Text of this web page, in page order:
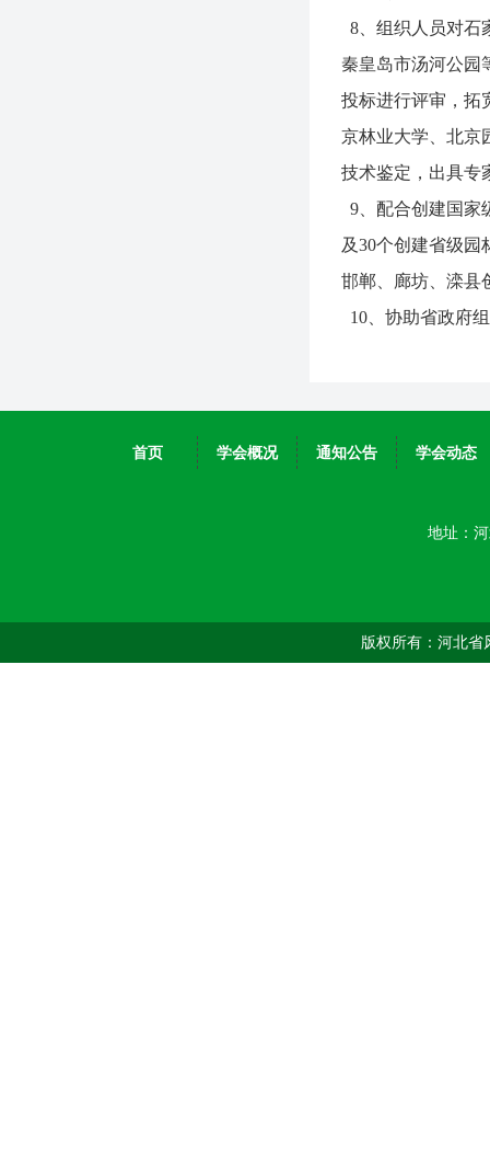
8、组织人员对石
秦皇岛市汤河公园
投标进行评审，拓
京林业大学、北京
技术鉴定，出具专
9、配合创建国家
及30个创建省级
邯郸、廊坊、滦县
10、协助省政府
版权所有：河北
地址：
首页 学会概况 通知公告 学会动态